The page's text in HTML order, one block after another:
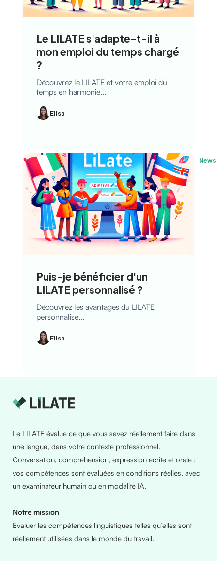
Le LILATE s'adapte-t-il à
mon emploi du temps chargé
?
Découvrez le LILATE et votre emploi du
temps en harmonie...
Elisa
News
Puis-je bénéficier d'un
LILATE personnalisé ?
Découvrez les avantages du LILATE
personnalisé...
Elisa
Le LILATE évalue ce que vous savez réellement faire dans
une langue, dans votre contexte professionnel.
Conversation, compréhension, expression écrite et orale :
vos compétences sont évaluées en conditions réelles, avec
un examinateur humain ou en modalité IA.
Notre mission :
Évaluer les compétences linguistiques telles qu’elles sont
réellement utilisées dans le monde du travail.